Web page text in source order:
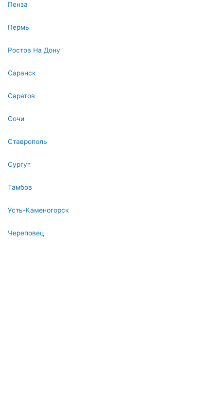
Пенза
Пермь
Ростов На Дону
Саранск
Саратов
Сочи
Ставрополь
Сургут
Тамбов
Усть-Каменогорск
Череповец